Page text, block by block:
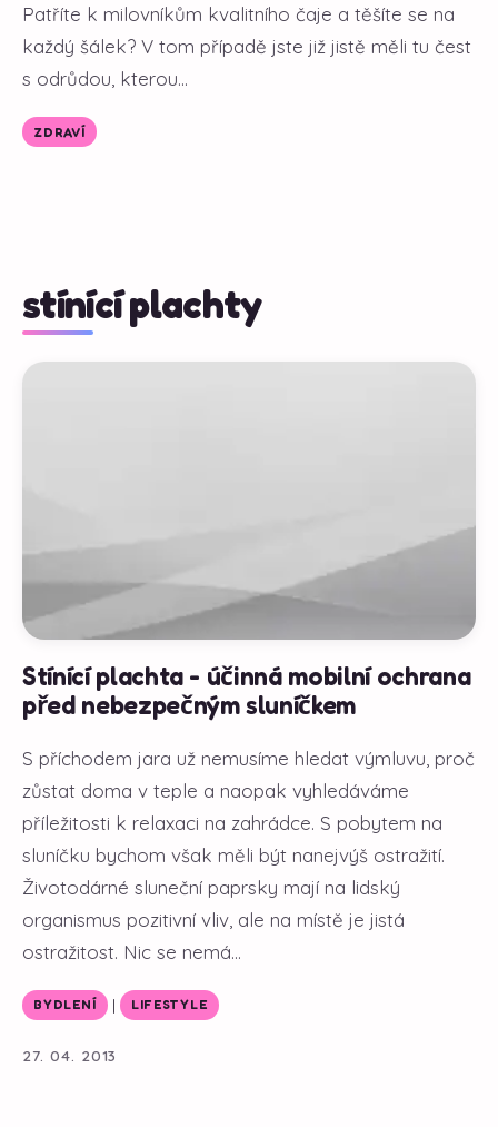
Patříte k milovníkům kvalitního čaje a těšíte se na
každý šálek? V tom případě jste již jistě měli tu čest
s odrůdou, kterou...
ZDRAVÍ
stínící plachty
Stínící plachta - účinná mobilní ochrana
před nebezpečným sluníčkem
S příchodem jara už nemusíme hledat výmluvu, proč
zůstat doma v teple a naopak vyhledáváme
příležitosti k relaxaci na zahrádce. S pobytem na
sluníčku bychom však měli být nanejvýš ostražití.
Životodárné sluneční paprsky mají na lidský
organismus pozitivní vliv, ale na místě je jistá
ostražitost. Nic se nemá...
BYDLENÍ | LIFESTYLE
27. 04. 2013